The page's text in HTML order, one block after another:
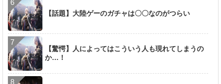
【話題】大陸ゲーのガチャは〇〇なのがつらい
【驚愕】人によってはこういう人も現れてしまうの
か…！